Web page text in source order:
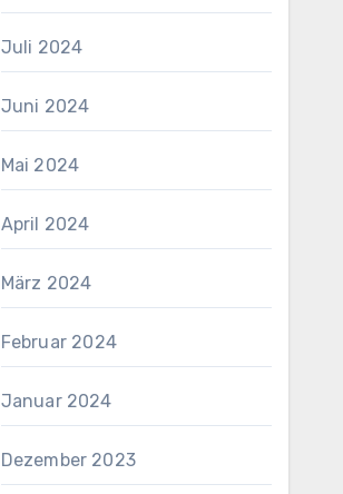
Juli 2024
Juni 2024
Mai 2024
April 2024
März 2024
Februar 2024
Januar 2024
Dezember 2023